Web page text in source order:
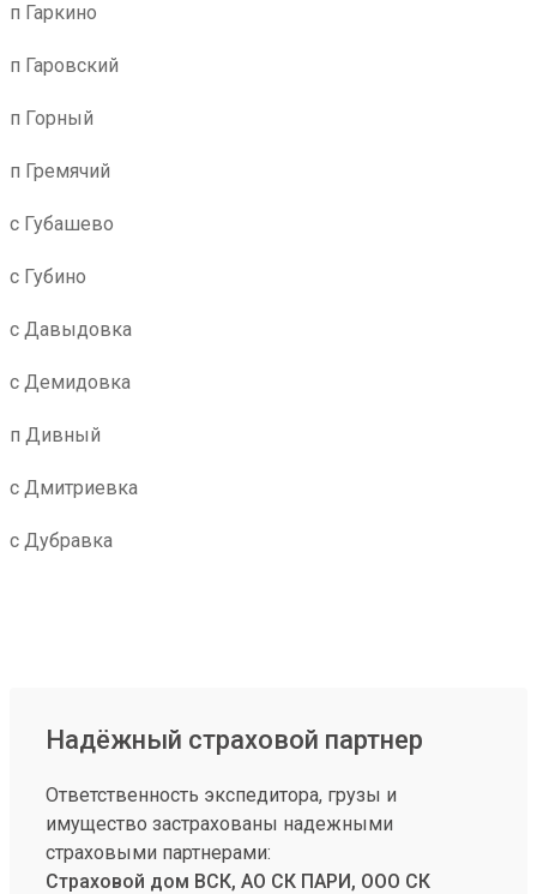
п Гаркино
п Гаровский
п Горный
п Гремячий
с Губашево
с Губино
с Давыдовка
с Демидовка
п Дивный
с Дмитриевка
с Дубравка
Надёжный страховой партнер
Ответственность экспедитора, грузы и
имущество застрахованы надежными
страховыми партнерами:
Страховой дом ВСК, АО СК ПАРИ, ООО СК